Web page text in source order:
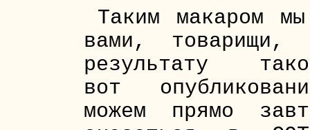
Таким макаром
вами, товарищи,
результату
вот
можем прямо